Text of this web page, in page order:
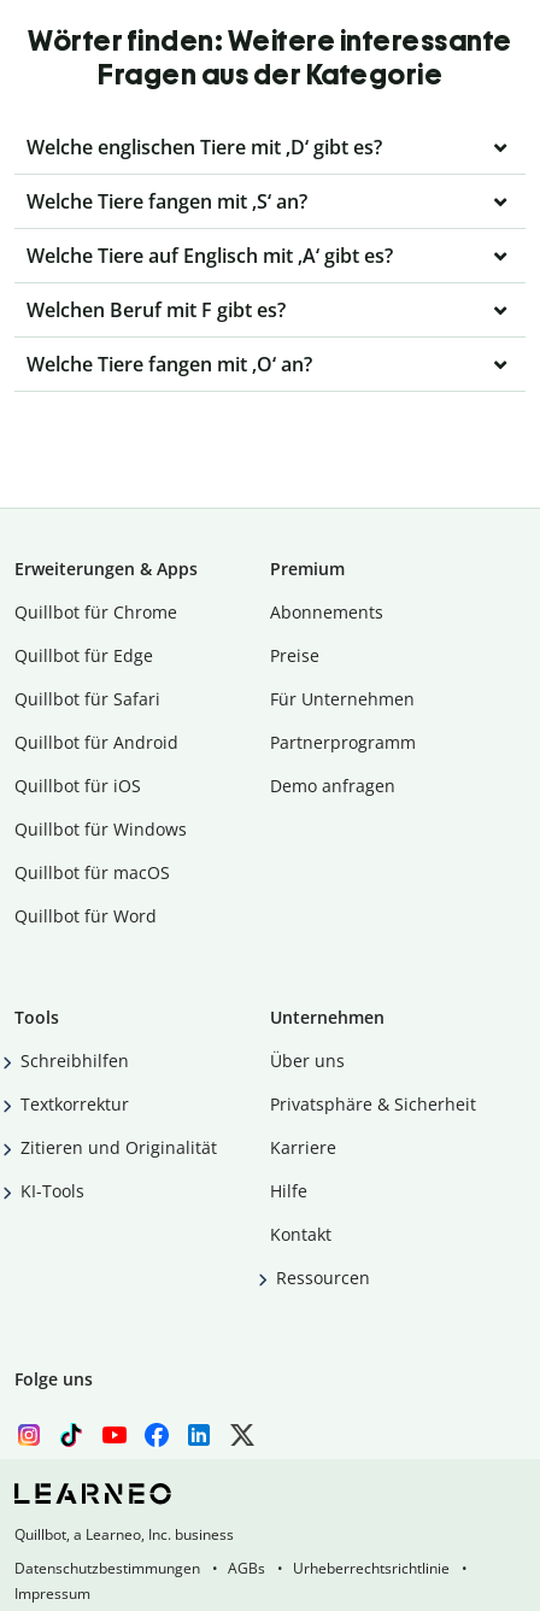
Wörter finden: Weitere interessante
Fragen aus der Kategorie
Welche englischen Tiere mit ‚D‘ gibt es?
Welche Tiere fangen mit ‚S‘ an?
Welche Tiere auf Englisch mit ‚A‘ gibt es?
Welchen Beruf mit F gibt es?
Welche Tiere fangen mit ‚O‘ an?
Erweiterungen & Apps
Quillbot für Chrome
Quillbot für Edge
Quillbot für Safari
Quillbot für Android
Quillbot für iOS
Quillbot für Windows
Quillbot für macOS
Quillbot für Word
Premium
Abon­ne­ments
Preise
Für Unternehmen
Partnerprogramm
Demo anfragen
Tools
Schreibhilfen
Textkorrektur
Zitieren und Originalität
KI-Tools
Unternehmen
Über uns
Privatsphäre & Sicherheit
Karriere
Hilfe
Kontakt
Ressourcen
Folge uns
Quillbot, a Learneo, Inc. business
Datenschutzbestimmungen
AGBs
Urheberrechtsrichtlinie
Impressum